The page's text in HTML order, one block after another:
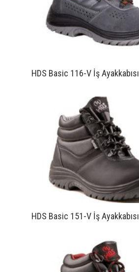
HDS Basic 116-V İş Ayakkabısı
HDS Basic 151-V İş Ayakkabısı